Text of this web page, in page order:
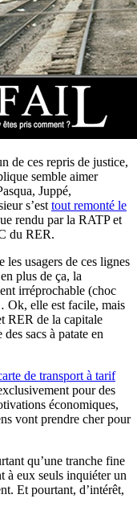
de ces repris de justice,
semble aimer
Juppé,
s’est tout remonté le
rendu par la RATP et
du RER.
les usagers de ces lignes
plus de ça, la
irréprochable (choc
elle est facile, mais
RER de la capitale
sacs à patate en
de transport à tarif
pour des
économiques,
vont prendre cher pour
qu’une tranche fine
à eux seuls inquiéter un
Et pourtant, d’intérêt,